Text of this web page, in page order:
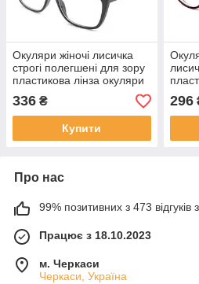
Окуляри жіночі лисичка
строгі полегшені для зору
пластикова лінза окуляри
за рецептом повноправні
336 ₴
Купити
за
296
Про нас
99% позитивних з 473 відгуків
Працює з 18.10.2023
м. Черкаси
Черкаси, Україна